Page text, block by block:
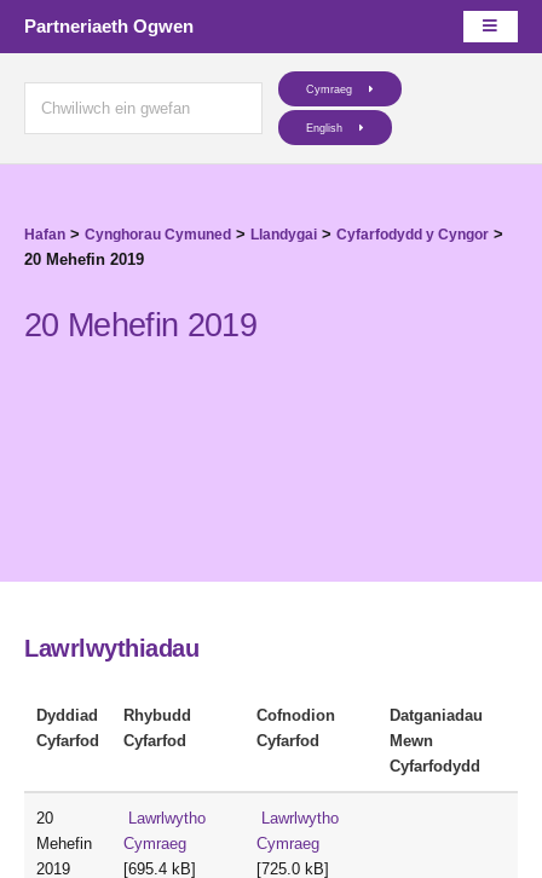
Partneriaeth Ogwen
Cymraeg
English
Hafan > Cynghorau Cymuned > Llandygai > Cyfarfodydd y Cyngor >
20 Mehefin 2019
20 Mehefin 2019
Lawrlwythiadau
Dyddiad
Cyfarfod
Rhybudd
Cyfarfod
Cofnodion
Cyfarfod
Datganiadau
Mewn
Cyfarfodydd
20
Mehefin
2019
Lawrlwytho
Cymraeg
[695.4 kB]
Lawrlwytho
Cymraeg
[725.0 kB]